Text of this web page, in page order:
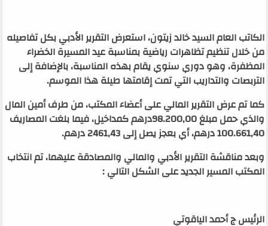
الكاتب العام السيد خالد زيتون، استعرض التقرير الأدبي بكل تفاصيله
من خلال تنظيم تظاهرات رياضية بمناسبة عيد المسيرة الخضراء
المظفرة، وهو دوري سنوي يقام بهذه المناسبة، بالإضافة إلى
التربصات والتداريب التي تمت إقامتها طيلة هذا الموسم.
كما تم عرض التقرير المالي على أعضاء المكتب، من طرف أمين المال
والذي حمل مبلغ 98.200,00درهم كمداخيل، فيما بلغت المصاريف
100.661,40 درهم، أي بعجز يصل إلى 2461,43 درهم
.
وبعد مناقشة التقرير الأدبي والمالي والمصادقة عليهما، تم انتخاب
المكتب المسير الجديد على الشكل التالي:
الرئيس ج أحمد الياقوتي